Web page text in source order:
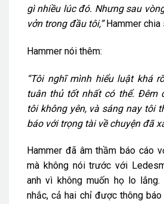
gì nhiều lúc đó. Nhưng sau
vởn trong đầu tôi,”Hammer chia
Hammer nói thêm:
“Tôi nghĩ mình hiểu luật khá
tuân thủ tốt nhất có thể. Đêm
tôi không yên, và sáng nay tôi
báo với trọng tài về chuyện đã
Hammer đã âm thầm báo cáo
mà không nói trước với
anh vì không muốn họ lo lắng.
nhắc, cả hai chỉ được thông